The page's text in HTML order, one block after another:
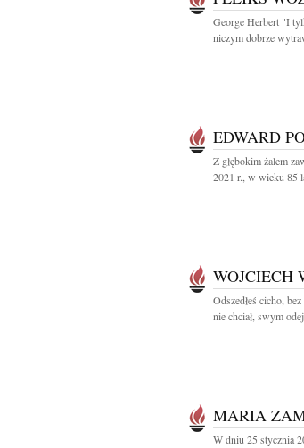
George Herbert "I
niczym dobrze
EDWARD
Z głębokim żalem
2021 r., w wieku 85
WOJCIECH
Odszedłeś cicho,
nie chciał, swym
MARIA
W dniu 25 stycznia